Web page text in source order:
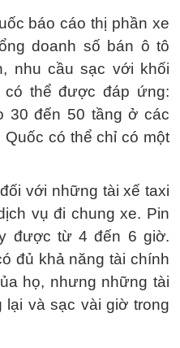
báo cáo thị phần xe
doanh số bán ô tô
nhu cầu sạc với khối
thể được đáp ứng:
30 đến 50 tầng ở các
có thể chỉ có một
với những tài xế taxi
vụ đi chung xe. Pin
được từ 4 đến 6 giờ.
đủ khả năng tài chính
họ, nhưng những tài
và sạc vài giờ trong